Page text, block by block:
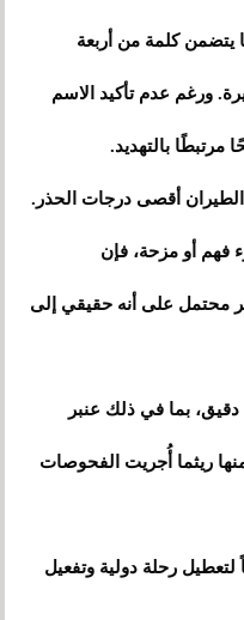
كلمة من أربعة
ورغم عدم تأكيد الاسم
بالتهديد.
أقصى درجات الحذر.
فهم أو مزحة، فإن
محتمل على أنه حقيقي إلى
بما في ذلك عنبر
ريثما أُجريت الفحوصات
لتعطيل رحلة دولية وتفعيل